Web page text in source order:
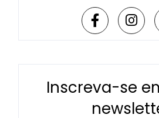
Inscreva-se